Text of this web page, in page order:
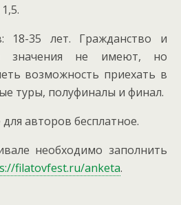
18-35 лет. Гражданство и
значения не имеют, но
возможность приехать в
туры, полуфиналы и финал.
авторов бесплатное.
необходимо заполнить
filatovfest.ru/anketa.